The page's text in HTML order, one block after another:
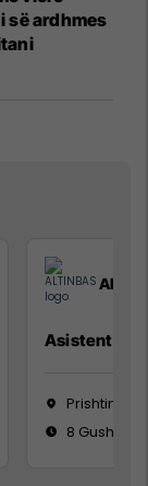
së ardhmes
Asistente e
Prishtinë
8 Gusht